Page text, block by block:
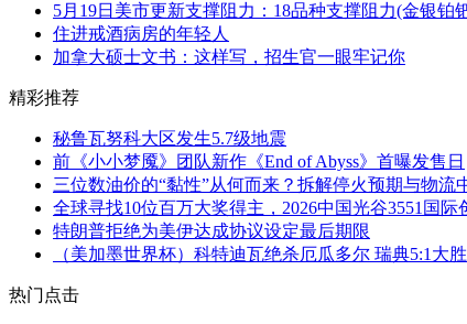
5月19日美市更新支撑阻力：18品种支撑阻力(金银铂
住进戒酒病房的年轻人
加拿大硕士文书：这样写，招生官一眼牢记你
精彩推荐
秘鲁瓦努科大区发生5.7级地震
前《小小梦魇》团队新作《End of Abyss》首曝发售日
三位数油价的“黏性”从何而来？拆解停火预期与物流
全球寻找10位百万大奖得主，2026中国光谷3551国际
特朗普拒绝为美伊达成协议设定最后期限
（美加墨世界杯）科特迪瓦绝杀厄瓜多尔 瑞典5:1大
热门点击